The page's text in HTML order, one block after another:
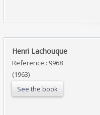
‎Henri Lachouque‎
Reference : 9968
(1963)
See the book